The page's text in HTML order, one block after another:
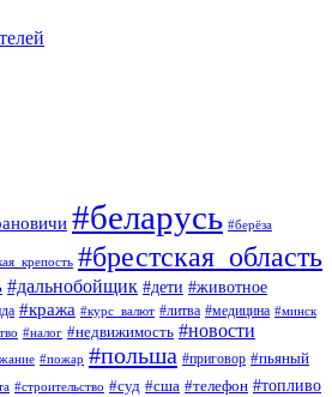
#беларусь #берёза
#брестская_область
#дальнобойщик #дети #животное
#кража #курс_валют #литва #медицина #минск
#налог #недвижимость #новости
#пожар #польша #приговор #пьяный
#строительство #суд #сша #телефон #топливо